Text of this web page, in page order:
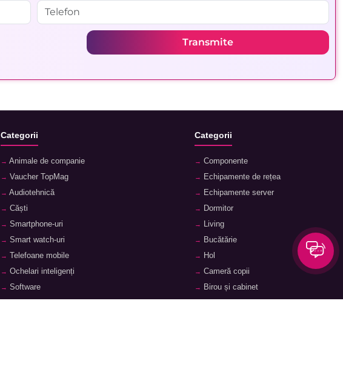
Transmite
Categorii
Animale de companie
Vaucher TopMag
Audiotehnică
Căști
Smartphone-uri
Smart watch-uri
Telefoane mobile
Ochelari inteligenți
Software
Categorii
Componente
Echipamente de rețea
Echipamente server
Dormitor
Living
Bucătărie
Hol
Cameră copii
Birou și cabinet